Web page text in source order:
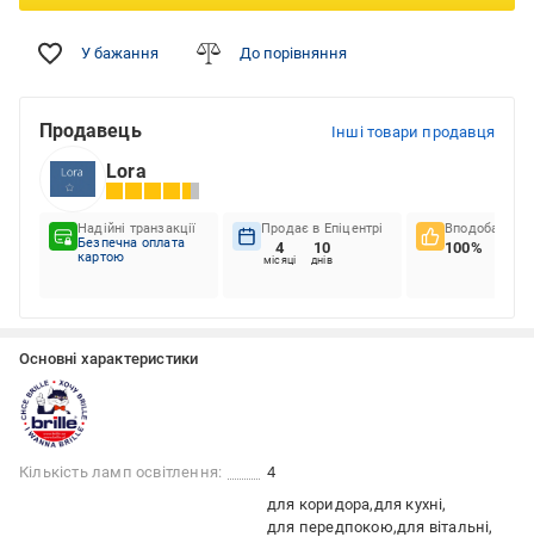
У бажання До порівняння
Продавець Інші товари продавця
Lora
Надійні транзакції
Безпечна оплата
картою
Продає в Епіцентрі
4
місяці
10
днів
Вподобання
100%
Основні характеристики
Кількість ламп освітлення: 4
для коридора для кухні
для передпокою для вітальні